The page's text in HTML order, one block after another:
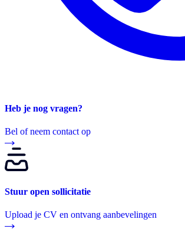
Heb je nog vragen?
Bel of neem contact op
Stuur open sollicitatie
Upload je CV en ontvang aanbevelingen